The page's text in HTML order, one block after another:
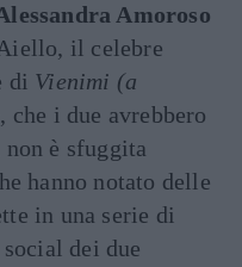
Amoroso
il celebre
di Vienimi (a
che i due avrebbero
non è sfuggita
hanno notato delle
in una serie di
dei due